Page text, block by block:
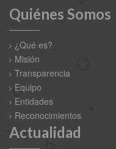
Quiénes Somos
¿Qué es?
Misión
Transparencia
Equipo
Entidades
Reconocimientos
Actualidad